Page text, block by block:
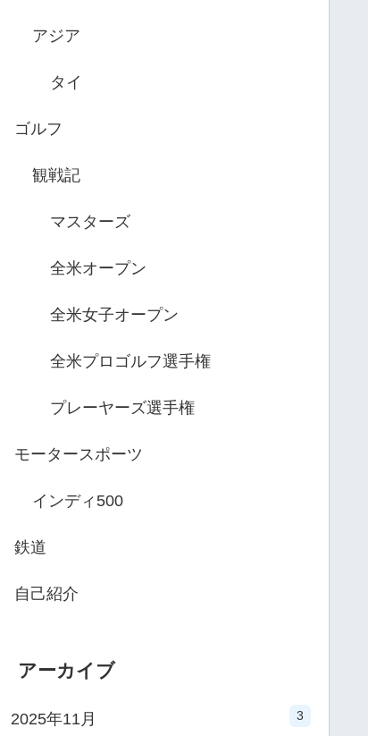
アジア
タイ
ゴルフ
観戦記
マスターズ
全米オープン
全米女子オープン
全米プロゴルフ選手権
プレーヤーズ選手権
モータースポーツ
インディ500
鉄道
自己紹介
アーカイブ
2025年11月 3